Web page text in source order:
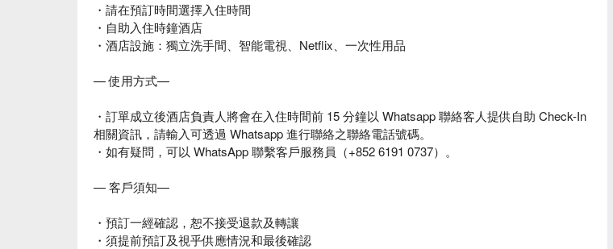
・請在預訂時間選擇入住時間
・自助入住時鐘酒店
・酒店設施：獨立洗手間、智能電視、Netflix、一次性用品
— 使用方式—
・訂單成立後酒店負責人將會在入住時間前 15 分鐘以 Whatsapp 聯絡客人提供自助 Check-In
相關資訊，請輸入可透過 Whatsapp 進行聯絡之聯絡電話號碼。
・如有疑問，可以 WhatsApp 聯繫客戶服務員（+852 6191 0737）。
— 客戶須知—
・預訂一經確認，恕不接受退款及轉讓
・須提前預訂及視乎供應情況和最後確認